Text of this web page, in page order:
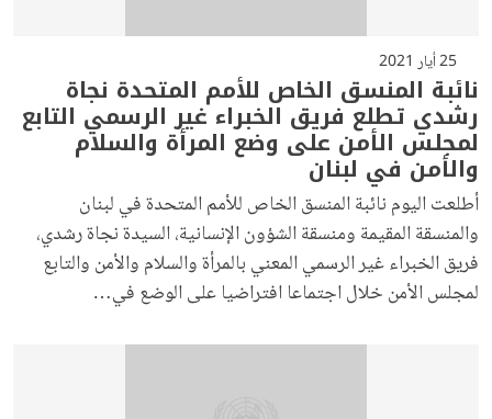
25 أيار 2021
نائبة المنسق الخاص للأمم المتحدة نجاة
رشدي تطلع فريق الخبراء غير الرسمي التابع
لمجلس الأمن على وضع المرأة والسلام
والأمن في لبنان
أطلعت اليوم نائبة المنسق الخاص للأمم المتحدة في لبنان
والمنسقة المقيمة ومنسقة الشؤون الإنسانية، السيدة نجاة رشدي،
فريق الخبراء غير الرسمي المعني بالمرأة والسلام والأمن والتابع
لمجلس الأمن خلال اجتماعا افتراضيا على الوضع في…